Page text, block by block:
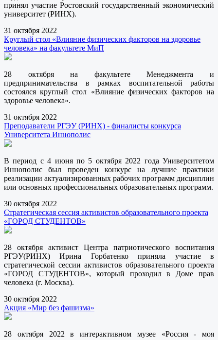
принял участие Ростовский государственный экономический
университет (РИНХ).
31 октября 2022
Круглый стол «Влияние физических факторов на здоровье
человека» на факультете МиП
28 октября на факультете Менеджмента и
предпринимательства в рамках воспитательной работы
состоялся круглый стол «Влияние физических факторов на
здоровье человека».
31 октября 2022
Преподаватели РГЭУ (РИНХ) - финалисты конкурса
Университета Иннополис
В период с 4 июня по 5 октября 2022 года Университетом
Иннополис был проведен конкурс на лучшие практики
реализации актуализированных рабочих программ дисциплин
или основных профессиональных образовательных программ.
30 октября 2022
Стратегическая сессия активистов образовательного проекта
«ГОРОД СТУДЕНТОВ»
28 октября активист Центра патриотического воспитания
РГЭУ(РИНХ) Ирина Горбатенко приняла участие в
стратегической сессии активистов образовательного проекта
«ГОРОД СТУДЕНТОВ», который проходил в Доме прав
человека (г. Москва).
30 октября 2022
Акция «Мир без фашизма»
28 октября 2022 в интерактивном музее «Россия - моя